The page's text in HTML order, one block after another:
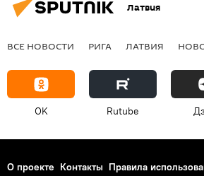
Латвия
ВСЕ НОВОСТИ РИГА ЛАТВИЯ
OK Rutube
О проекте Контакты Правила